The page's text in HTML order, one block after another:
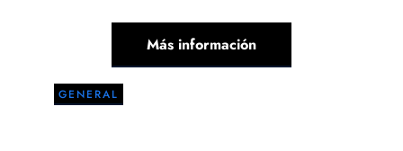
Más información
GENERAL